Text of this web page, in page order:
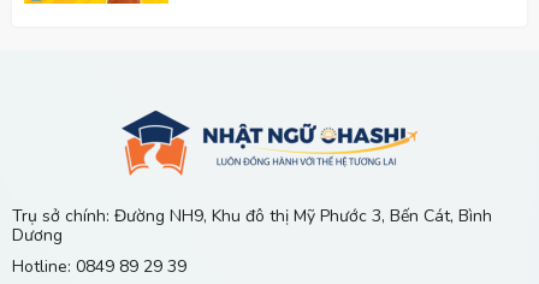
Nên Học Tiếng Nhật Ở Đâu Tại Chánh Phú Hòa,
Bến Cát?
2 3 4, Bến Cát, Bình Dương
Trụ sở chính: Đường NH9, Khu đô thị Mỹ Phước 3, Bến Cát, Bình
Dương
Hotline: 0849 89 29 39